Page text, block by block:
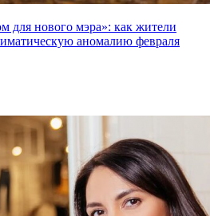
для нового мэра»: как жители
аномалию февраля